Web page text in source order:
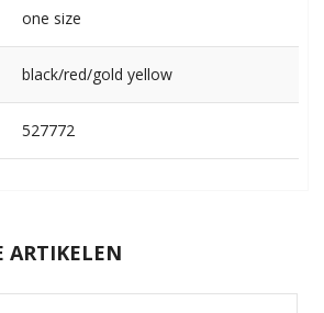
one size
black/red/gold yellow
527772
ARTIKELEN